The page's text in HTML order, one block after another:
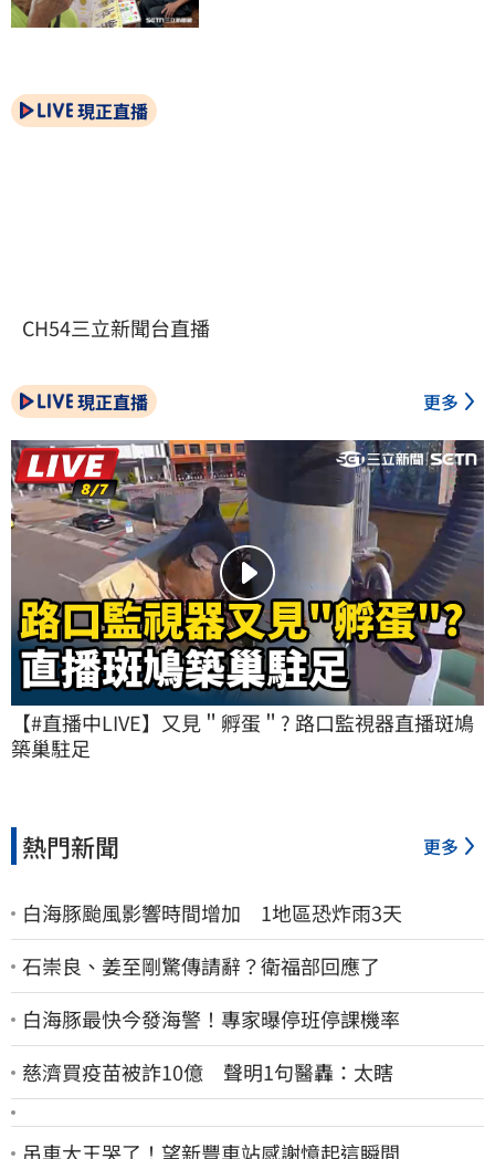
現正直播
CH54三立新聞台直播
現正直播 更多
【#直播中LIVE】又見＂孵蛋＂? 路口監視器直播斑鳩
築巢駐足
熱門新聞 更多
白海豚颱風影響時間增加 1地區恐炸雨3天
石崇良、姜至剛驚傳請辭？衛福部回應了
白海豚最快今發海警！專家曝停班停課機率
慈濟買疫苗被詐10億 聲明1句醫轟：太瞎
吊車大王哭了！望新豐車站感謝憶起這瞬間